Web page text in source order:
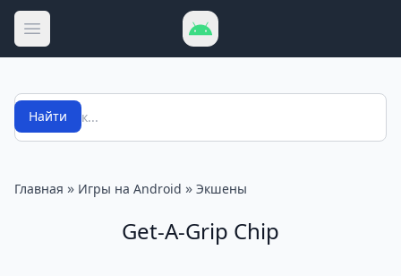
Открыть меню
Поиск
Найти
Главная » Игры на Android » Экшены
Get-A-Grip Chip